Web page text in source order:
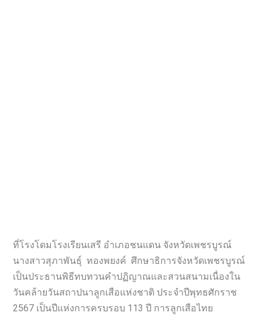
ที่โรงโดมโรงเรียนเสรี อำเภอชนแดน จังหวัดเพชรบูรณ์
นางสาวสุภาพันธุ์ ทองพยงค์ ศึกษาธิการจังหวัดเพชรบูรณ์
เป็นประธานพิธีทบทวนคำปฏิญาณและสวนสนามเนื่องใน
วันคล้ายวันสถาปนาลูกเสือแห่งชาติ ประจำปีพุทธศักราช
2567 เป็นปีแห่งการครบรอบ 113 ปี การลูกเสือไทย